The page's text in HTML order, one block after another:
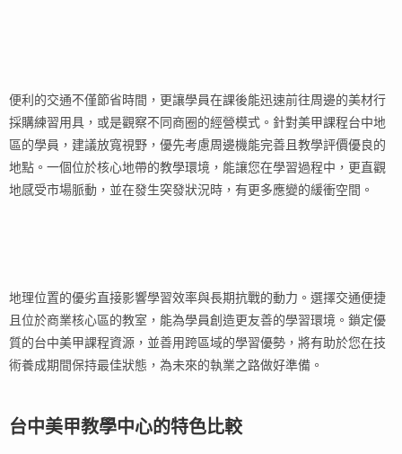
便利的交通不僅節省時間，更讓學員在課後能迅速前往周邊的美材行
採購練習用具，或是觀察不同商圈的經營模式。針對美甲課程台中地
區的學員，建議放寬視野，優先考慮周邊機能完善且教學評價優良的
地點。一個位於核心地帶的教學環境，能讓您在學習過程中，更直觀
地感受市場脈動，並在發生突發狀況時，有更多應變的緩衝空間。
地理位置的優劣直接影響學習效率與長期抗戰的動力。選擇交通便捷
且位於商業核心區的教室，能為學員創造更友善的學習環境。鎖定優
質的台中美甲課程資源，並善用跨區域的學習優勢，將有助於您在技
術養成期間保持最佳狀態，為未來的執業之路做好準備。
台中美甲教學中心的特色比較